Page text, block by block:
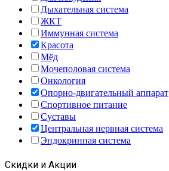
Дыхательная система
ЖКТ
Иммунная система
Красота
Мёд
Мочеполовая система
Онкология
Опорно-двигательный аппарат
Спортивное питание
Суставы
Центральная нервная система
Эндокринная система
Скидки и Акции